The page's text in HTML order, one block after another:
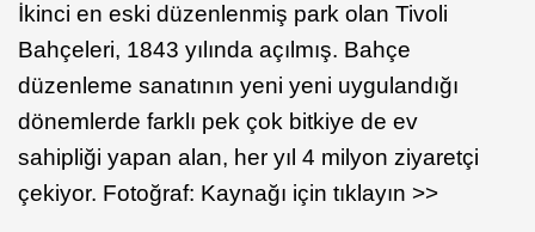
İkinci en eski düzenlenmiş park olan Tivoli
Bahçeleri, 1843 yılında açılmış. Bahçe
düzenleme sanatının yeni yeni uygulandığı
dönemlerde farklı pek çok bitkiye de ev
sahipliği yapan alan, her yıl 4 milyon ziyaretçi
çekiyor. Fotoğraf: Kaynağı için tıklayın >>